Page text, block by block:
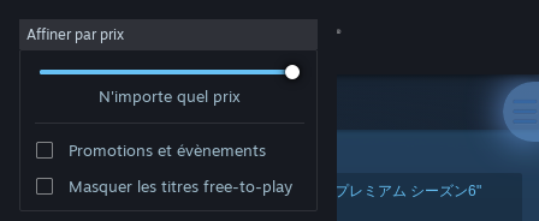
Se connecter
Magasin
Affiner par prix
N'importe quel prix
Promotions et évènements
Masquer les titres free-to-play
"『ゴルフ PGAツアー 2K25』クラブハウスパス プレミアム シーズン6"